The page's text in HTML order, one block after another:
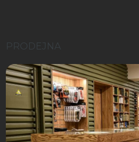
PRODEJNA